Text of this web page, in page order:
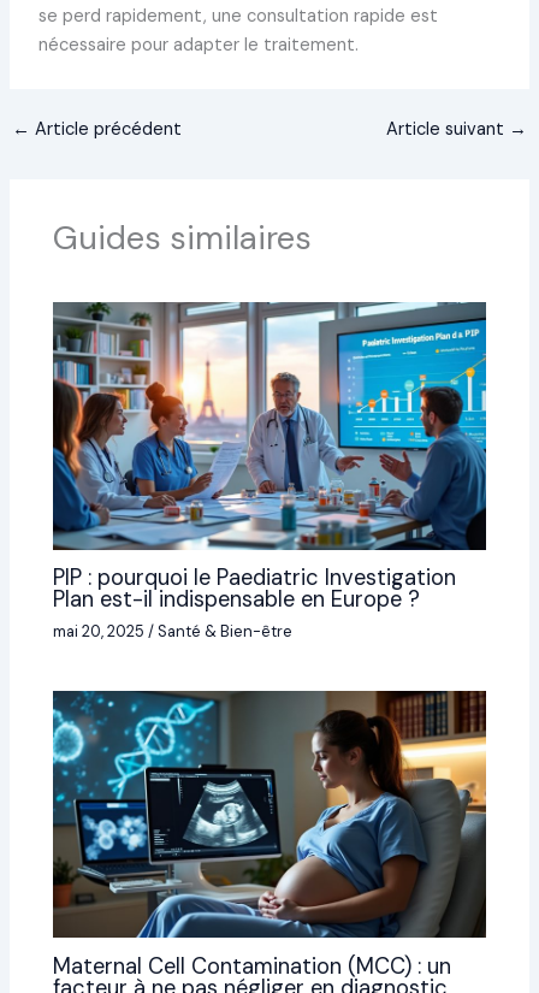
se perd rapidement, une consultation rapide est
nécessaire pour adapter le traitement.
← Article précédent Article suivant →
Guides similaires
PIP : pourquoi le Paediatric Investigation
Plan est-il indispensable en Europe ?
mai 20, 2025/Santé & Bien-être
Maternal Cell Contamination (MCC) : un